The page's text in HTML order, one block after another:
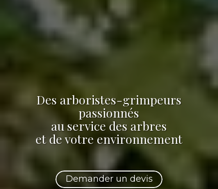
Des arboristes-grimpeurs
passionnés
au service des arbres
et de votre environnement
Demander un devis